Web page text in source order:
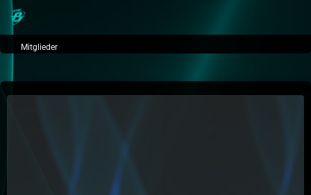
Mitglieder